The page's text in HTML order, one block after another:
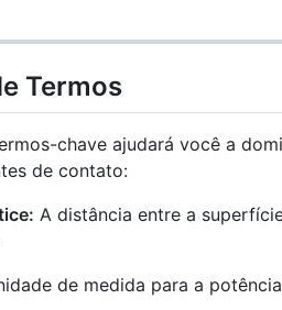
Termos
chave ajudará você a
de contato:
A distância entre a
de medida para a